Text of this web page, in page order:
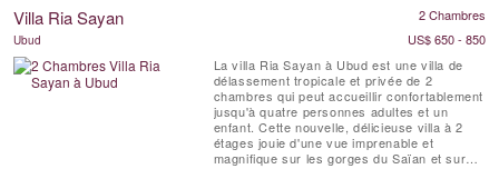
personnel dévoué à plein temps et un chef ...
Villa Ria Sayan 2 Chambres
Ubud
US$ 650 - 850
La villa Ria Sayan à Ubud est une villa de
délassement tropicale et privée de 2
chambres qui peut accueillir confortablement
jusqu'à quatre personnes adultes et un
enfant. Cette nouvelle, délicieuse villa à 2
étages jouie d'une vue imprenable et
magnifique sur les gorges du Saïan et sur